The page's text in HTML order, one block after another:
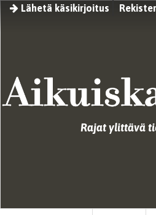
Lähetä käsikirjoitus
Rajat ylittävä